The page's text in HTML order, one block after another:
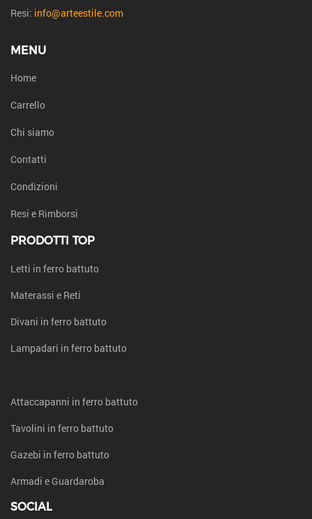
Resi: info@arteestile.com
MENU
Home
Carrello
Chi siamo
Contatti
Condizioni
Resi e Rimborsi
PRODOTTI TOP
Letti in ferro battuto
Materassi e Reti
Divani in ferro battuto
Lampadari in ferro battuto
Attaccapanni in ferro battuto
Tavolini in ferro battuto
Gazebi in ferro battuto
Armadi e Guardaroba
SOCIAL